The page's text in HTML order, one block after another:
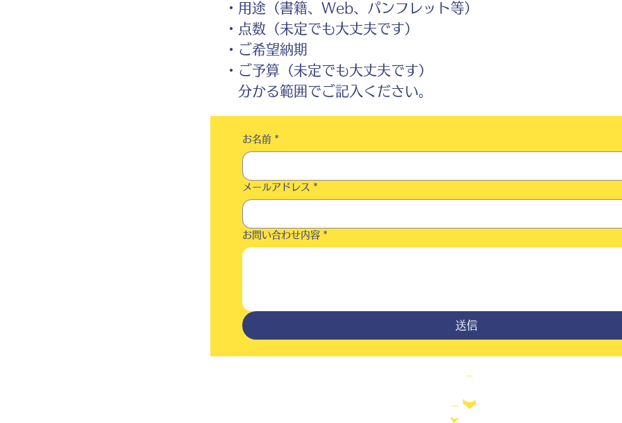
・用途（書籍、Web、パンフレット等）
・点数（未定でも大丈夫です）
・ご希望納期
・ご予算（未定でも大丈夫です）
分かる範囲でご記入ください。
お名前 *
メールアドレス *
お問い合わせ内容 *
送信